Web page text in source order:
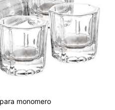
monomero